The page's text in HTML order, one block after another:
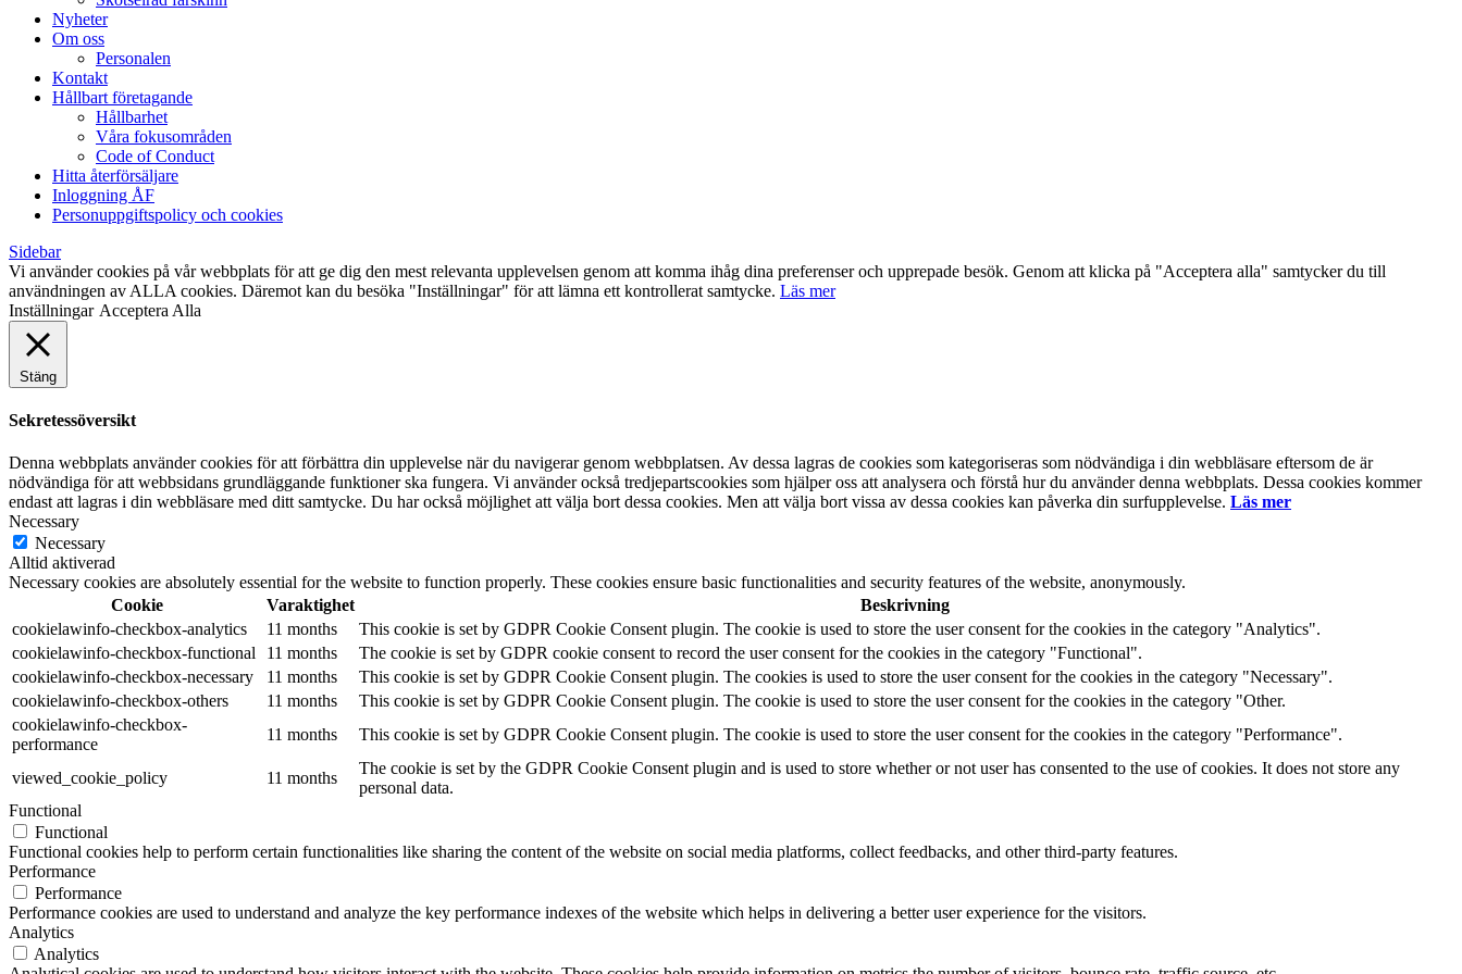
Nyheter
Om oss
Personalen
Kontakt
Hållbart företagande
Hållbarhet
Våra fokusområden
Code of Conduct
Hitta återförsäljare
Inloggning ÅF
Personuppgiftspolicy och cookies
Sidebar
Vi använder cookies på vår webbplats för att ge dig den mest relevanta upplevelsen genom att komma ihåg dina preferenser och upprepade besök. Genom att klicka på "Acceptera alla" samtycker du till
användningen av ALLA cookies. Däremot kan du besöka "Inställningar" för att lämna ett kontrollerat samtycke. Läs mer
Inställningar Acceptera Alla
Stäng
Sekretessöversikt
Denna webbplats använder cookies för att förbättra din upplevelse när du navigerar genom webbplatsen. Av dessa lagras de cookies som kategoriseras som nödvändiga i din webbläsare eftersom de är
nödvändiga för att webbsidans grundläggande funktioner ska fungera. Vi använder också tredjepartscookies som hjälper oss att analysera och förstå hur du använder denna webbplats. Dessa cookies kommer
endast att lagras i din webbläsare med ditt samtycke. Du har också möjlighet att välja bort dessa cookies. Men att välja bort vissa av dessa cookies kan påverka din surfupplevelse. Läs mer
Necessary
Necessary
Alltid aktiverad
Necessary cookies are absolutely essential for the website to function properly. These cookies ensure basic functionalities and security features of the website, anonymously.
Cookie
Varaktighet
Beskrivning
cookielawinfo-checkbox-analytics
11 months
This cookie is set by GDPR Cookie Consent plugin. The cookie is used to store the user consent for the cookies in the category "Analytics".
cookielawinfo-checkbox-functional
11 months
The cookie is set by GDPR cookie consent to record the user consent for the cookies in the category "Functional".
cookielawinfo-checkbox-necessary
11 months
This cookie is set by GDPR Cookie Consent plugin. The cookies is used to store the user consent for the cookies in the category "Necessary".
cookielawinfo-checkbox-others
11 months
This cookie is set by GDPR Cookie Consent plugin. The cookie is used to store the user consent for the cookies in the category "Other.
cookielawinfo-checkbox-
performance
11 months This cookie is set by GDPR Cookie Consent plugin. The cookie is used to store the user consent for the cookies in the category "Performance".
viewed_cookie_policy 11 months
The cookie is set by the GDPR Cookie Consent plugin and is used to store whether or not user has consented to the use of cookies. It does not store any
personal data.
Functional
Functional
Functional cookies help to perform certain functionalities like sharing the content of the website on social media platforms, collect feedbacks, and other third-party features.
Performance
Performance
Performance cookies are used to understand and analyze the key performance indexes of the website which helps in delivering a better user experience for the visitors.
Analytics
Analytics